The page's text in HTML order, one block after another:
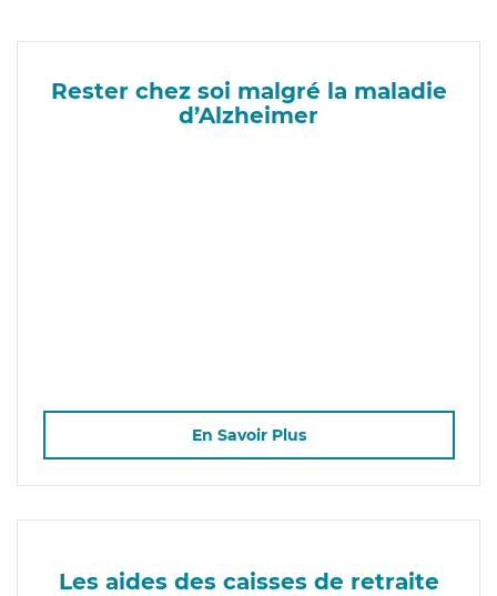
Rester chez soi malgré la maladie
d’Alzheimer
En Savoir Plus
Les aides des caisses de retraite